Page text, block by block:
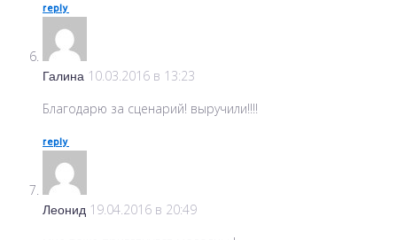
reply
Галина 10.03.2016 в 13:23
Благодарю за сценарий! выручили!!!!
reply
Леонид 19.04.2016 в 20:49